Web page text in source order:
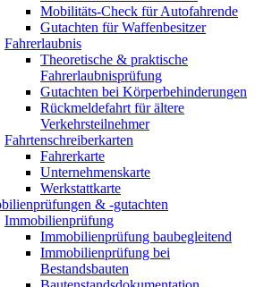
Mobilitäts-Check für Autofahrende
Gutachten für Waffenbesitzer
Fahrerlaubnis
Theoretische & praktische
Fahrerlaubnisprüfung
Gutachten bei Körperbehinderungen
Rückmeldefahrt für ältere
Verkehrsteilnehmer
Fahrtenschreiberkarten
Fahrerkarte
Unternehmenskarte
Werkstattkarte
& -gutachten
Immobilienprüfung
Immobilienprüfung baubegleitend
Immobilienprüfung bei
Bestandsbauten